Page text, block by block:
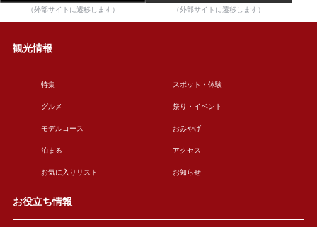
（外部サイトに遷移します） （外部サイトに遷移します）
観光情報
特集 スポット・体験
グルメ 祭り・イベント
モデルコース おみやげ
泊まる アクセス
お気に入りリスト お知らせ
お役立ち情報